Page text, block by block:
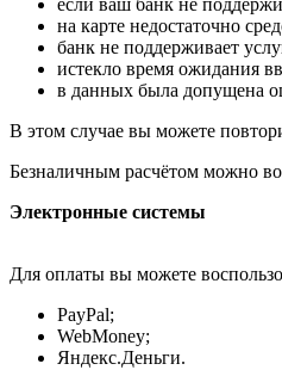
если ваш банк не
на карте недостаточно
банк не поддерживает
истекло время ожидания
в данных была допущена
В этом случае вы можете
Безналичным расчётом можно
Электронные системы
Для оплаты вы можете
PayPal;
WebMoney;
Яндекс.Деньги.